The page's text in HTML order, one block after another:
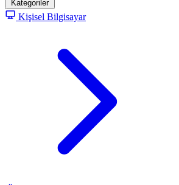
Kategoriler
Kişisel Bilgisayar